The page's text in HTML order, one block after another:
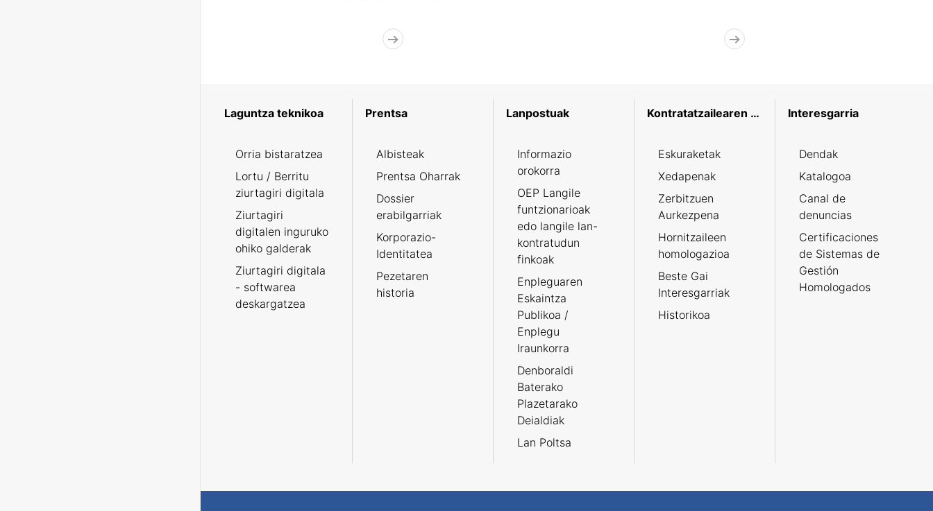
Laguntza teknikoa
Orria bistaratzea
Lortu / Berritu
ziurtagiri digitala
Ziurtagiri
digitalen inguruko
ohiko galderak
Ziurtagiri digitala
- softwarea
deskargatzea
Prentsa
Albisteak
Prentsa Oharrak
Dossier
erabilgarriak
Korporazio-
Identitatea
Pezetaren
historia
Lanpostuak
Informazio
orokorra
OEP Langile
funtzionarioak
edo langile lan-
kontratudun
finkoak
Enpleguaren
Eskaintza
Publikoa /
Enplegu
Iraunkorra
Denboraldi
Baterako
Plazetarako
Deialdiak
Lan Poltsa
Kontratatzailearen profila
Eskuraketak
Xedapenak
Zerbitzuen
Aurkezpena
Hornitzaileen
homologazioa
Beste Gai
Interesgarriak
Historikoa
Interesgarria
Dendak
Katalogoa
Canal de
denuncias
Certificaciones
de Sistemas de
Gestión
Homologados